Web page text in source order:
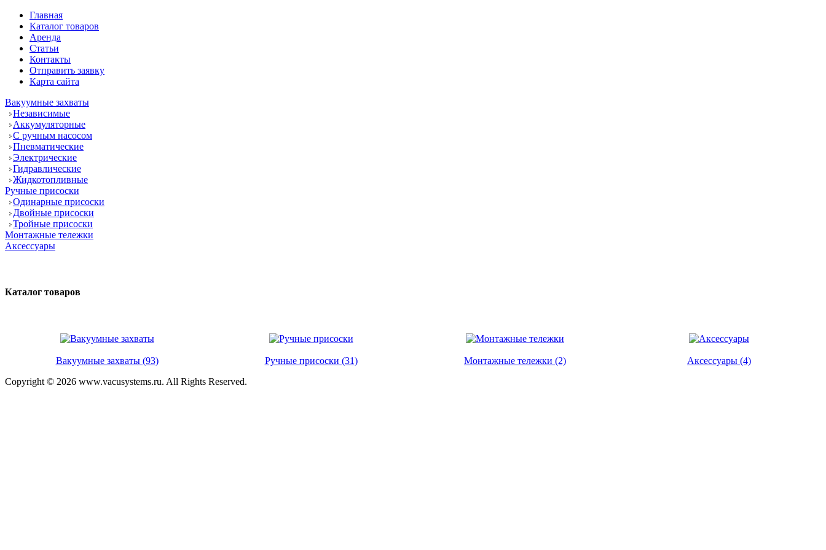
Главная
Каталог товаров
Аренда
Статьи
Контакты
Отправить заявку
Карта сайта
Вакуумные захваты
Независимые
Аккумуляторные
С ручным насосом
Пневматические
Электрические
Гидравлические
Жидкотопливные
Ручные присоски
Одинарные присоски
Двойные присоски
Тройные присоски
Монтажные тележки
Аксессуары
Каталог товаров
Вакуумные захваты (93) Ручные присоски (31) Монтажные тележки (2)
Аксессуары (4)
Copyright © 2026 www.vacusystems.ru. All Rights Reserved.